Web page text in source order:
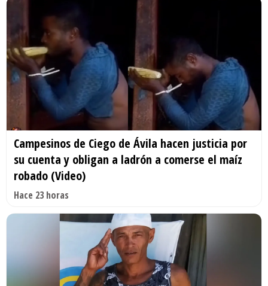
Campesinos de Ciego de Ávila hacen justicia por
su cuenta y obligan a ladrón a comerse el maíz
robado (Video)
Hace 23 horas